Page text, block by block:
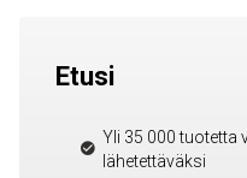
Etusi
Yli 35 000 tuotetta
lähetettäväksi